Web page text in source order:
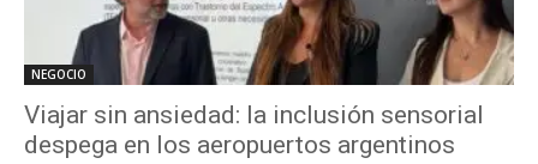
NEGOCIO
Viajar sin ansiedad: la inclusión sensorial
despega en los aeropuertos argentinos